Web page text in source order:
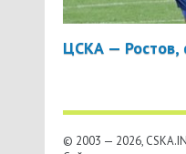
ЦСКА — Ростов,
© 2003 — 2026,